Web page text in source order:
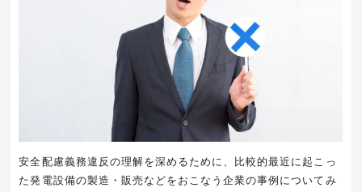
安全配慮義務違反の理解を深めるために、比較的最近に起こっ
た発電設備の製造・販売などをおこなう企業の事例についてみ